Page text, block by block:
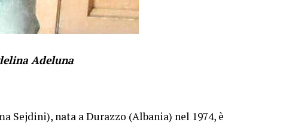
Adeluna
Sejdini), nata a Durazzo (Albania) nel 1974, è